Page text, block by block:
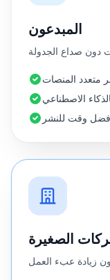
المبدعون
متعدد المنصات
الاصطناعي
وقت للنشر
الصغيرة